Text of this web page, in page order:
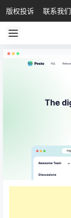
版权投诉 联系我们